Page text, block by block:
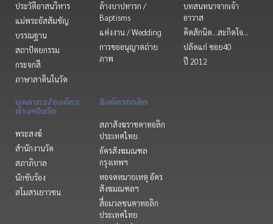
ประวัติอาสนวิหาร
แม่พระอัสสัมชัญ
บรรณฐาน
สถาปัตยกรรม
กระจกสี
ภาษาลาตินในวัด
ล้างบาปทารก /
Baptisms
แต่งงาน / Wedding
การขออนุญาตถ่าย
ภาพ
บทสนทนาจากเจ้า
อาวาส
คิดสักนิด...สะกิดใจ...
ปลัดแก่ ซอย40
ปี 2012
บุคลากร/องค์กร
ต่างๆในวัด
พระสงฆ์
สำนักงานวัด
สภาภิบาล
นักขับร้อง
สโมสรเยาวชน
ลิงค์คาทอลิก
สภาสังฆราชคาทอลิก
ประเทศไทย
อัครสังฆมณฑล
กรุงเทพฯ
หอจดหมายเหตุ อัคร
สังฆมณฑลฯ
สื่อมวลชนคาทอลิก
ประเทศไทย